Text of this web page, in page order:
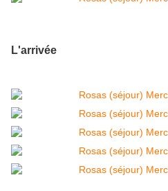
L'arrivée